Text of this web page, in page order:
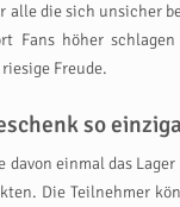
die sich unsicher
Fans höher
Freude.
so
einmal das
Die Teilnehmer